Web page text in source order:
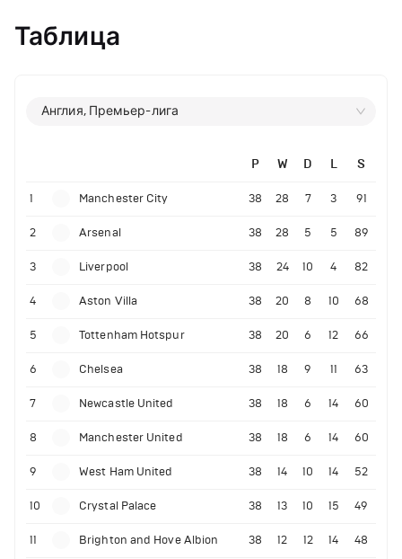
Таблица
Англия, Премьер-лига
P W D L S
1 Manchester City 38 28 7 3 91
2 Arsenal 38 28 5 5 89
3 Liverpool 38 24 10 4 82
4 Aston Villa 38 20 8 10 68
5 Tottenham Hotspur 38 20 6 12 66
6 Chelsea 38 18 9 11 63
7 Newcastle United 38 18 6 14 60
8 Manchester United 38 18 6 14 60
9 West Ham United 38 14 10 14 52
10 Crystal Palace 38 13 10 15 49
11 Brighton and Hove Albion 38 12 12 14 48